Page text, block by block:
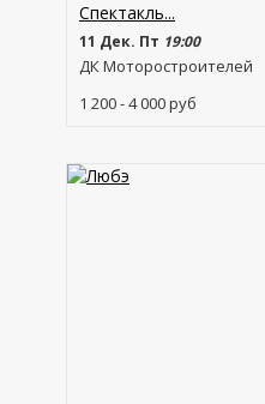
Спектакль...
11 Дек. Пт 19:00
ДК Моторостроителей
1 200 - 4 000руб